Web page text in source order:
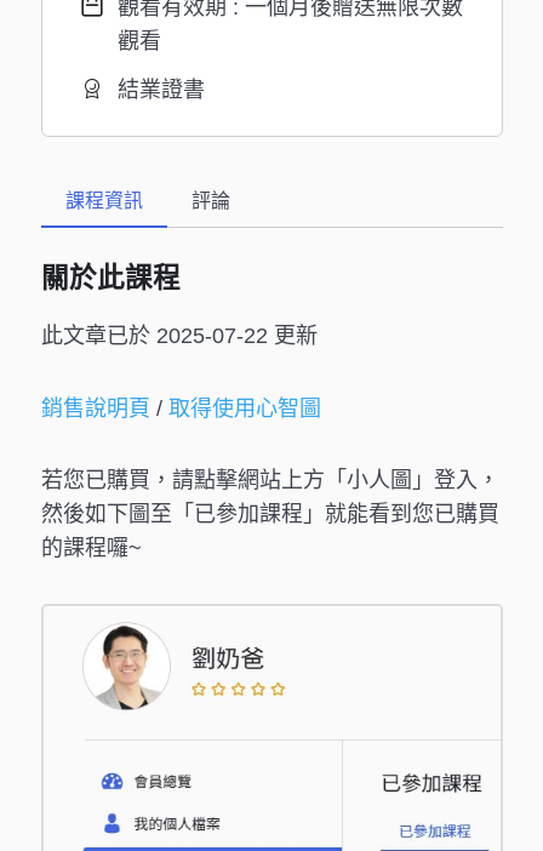
觀看有效期 : 一個月後贈送無限次數
觀看
結業證書
課程資訊 評論
關於此課程
此文章已於 2025-07-22 更新
銷售說明頁 / 取得使用心智圖
若您已購買，請點擊網站上方「小人圖」登入，
然後如下圖至「已參加課程」就能看到您已購買
的課程囉~